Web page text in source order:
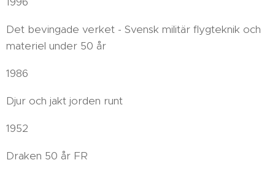
Det bevingade verket - Svensk militär flygteknik och
materiel under 50 år
1986
Djur och jakt jorden runt
1952
Draken 50 år FR